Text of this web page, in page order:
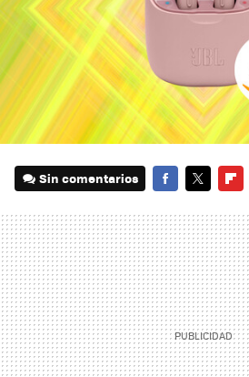
Sin comentarios